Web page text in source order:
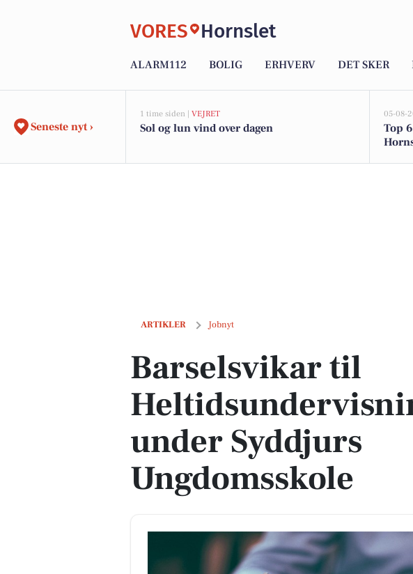
VORES Hornslet
ALARM112 BOLIG ERHVERV DET SKER
Seneste nyt ›
1 time siden | VEJRET
Sol og lun vind over dagen
05-08-
Top
ARTIKLER Jobnyt
Barselsvikar til Heltidsundervisningen under Syddjurs
Barselsvikar til
under Syddjurs
Ungdomsskole